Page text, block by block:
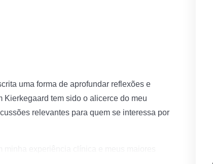
uma forma de aprofundar reflexões e
tem sido o alicerce do meu
relevantes para quem se interessa por